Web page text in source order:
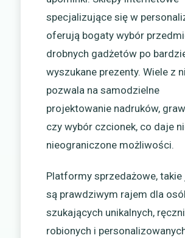
specjalizujące się w
oferują bogaty wybór
drobnych gadżetów po
wyszukane prezenty. Wiele z
pozwala na samodzielne
projektowanie nadruków,
czy wybór czcionek, co daje
nieograniczone możliwości.
Platformy sprzedażowe, takie
są prawdziwym rajem dla
szukających unikalnych,
robionych i